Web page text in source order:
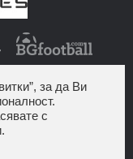
за да Ви
с